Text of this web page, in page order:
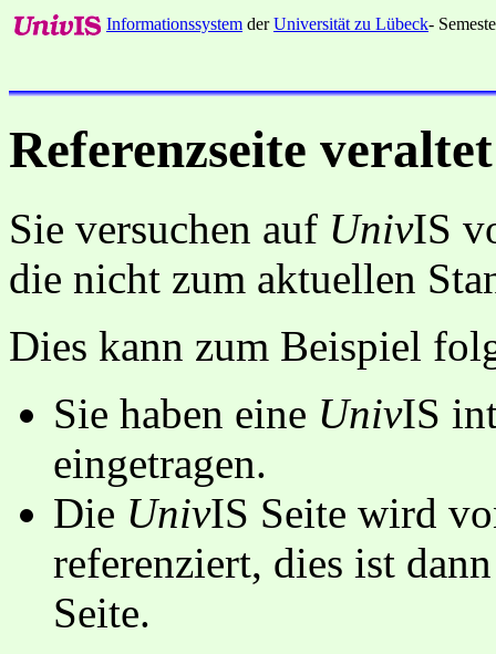
Informationssystem derUniversität zu Lübeck-
Referenzseite veraltet
Sie versuchen auf UnivIS
die nicht zum aktuellen
Dies kann zum Beispiel
Sie haben eine UnivIS
eingetragen.
Die UnivIS Seite wird
referenziert, dies ist
Seite.